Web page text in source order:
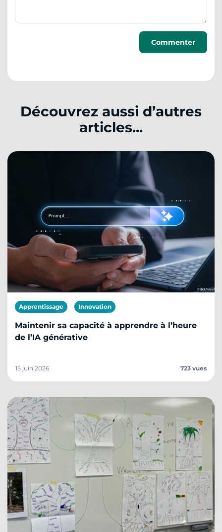
Découvrez aussi d’autres
articles...
Apprentissage Innovation
Maintenir sa capacité à apprendre à l’heure
de l’IA générative
15 juin 2026 723 vues